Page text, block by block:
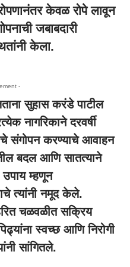
केवळ रोपे लावून
जबाबदारी
केला.
-
सुहास करंडे पाटील
नागरिकाने दरवर्षी
संगोपन करण्याचे आवाहन
बदल आणि सातत्याने
उपाय म्हणून
त्यांनी नमूद केले.
चळवळीत सक्रिय
स्वच्छ आणि निरोगी
सांगितले.